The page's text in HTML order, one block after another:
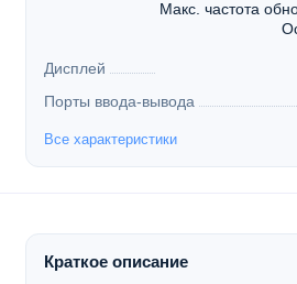
Дисплей
Макс. частота
Порты ввода-вывода
Все характеристики
Краткое описание